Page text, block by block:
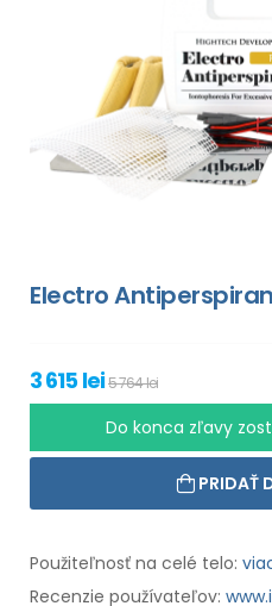
Electro
3 615 lei5 764 lei
Do konca zľavy
PRIDAŤ
Použiteľnosť na celé telo:
Recenzie používateľov: